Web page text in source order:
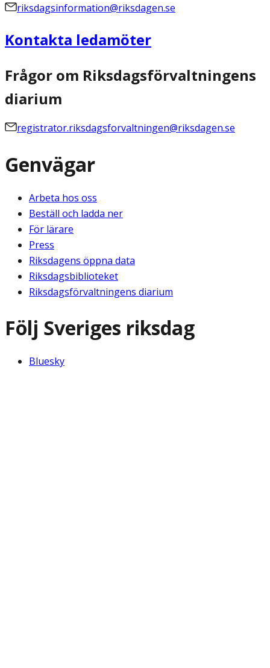
riksdagsinformation@riksdagen.se
Kontakta ledamöter
Frågor om Riksdagsförvaltningens
diarium
registrator.riksdagsforvaltningen@riksdagen.se
Genvägar
Arbeta hos oss
Beställ och ladda ner
För lärare
Press
Riksdagens öppna data
Riksdagsbiblioteket
Riksdagsförvaltningens diarium
Följ Sveriges riksdag
Bluesky